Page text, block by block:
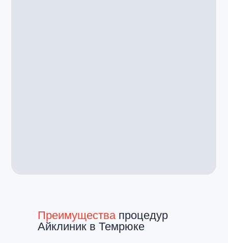
Преимуществапроцедур
Айклиник в Темрюке